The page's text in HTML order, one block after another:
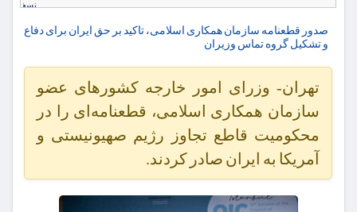
صدور قطعنامه سازمان همکاری اسلامی، تاکید بر حق ایران برای دفاع
و تشکیل گروه تماس وزیران
تهران- وزرای امور خارجه کشورهای عضو
سازمان همکاری اسلامی، قطعنامه‌ای را در
محکومیت قاطع تجاوز رژیم صهیونیستی و
آمریکا به ایران صادر کردند.